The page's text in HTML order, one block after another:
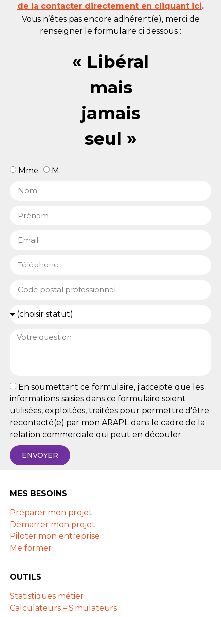
de la contacter directement en cliquant ici.
Vous n’êtes pas encore adhérent(e), merci de
renseigner le formulaire ci dessous :
« Libéral
mais
jamais
seul »
Mme M.
En soumettant ce formulaire, j'accepte que les
informations saisies dans ce formulaire soient
utilisées, exploitées, traitées pour permettre d'être
recontacté(e) par mon ARAPL dans le cadre de la
relation commerciale qui peut en découler.
ENVOYER
MES BESOINS
Préparer mon projet
Démarrer mon projet
Piloter mon entreprise
Me former
OUTILS
Statistiques métier
Calculateurs – Simulateurs